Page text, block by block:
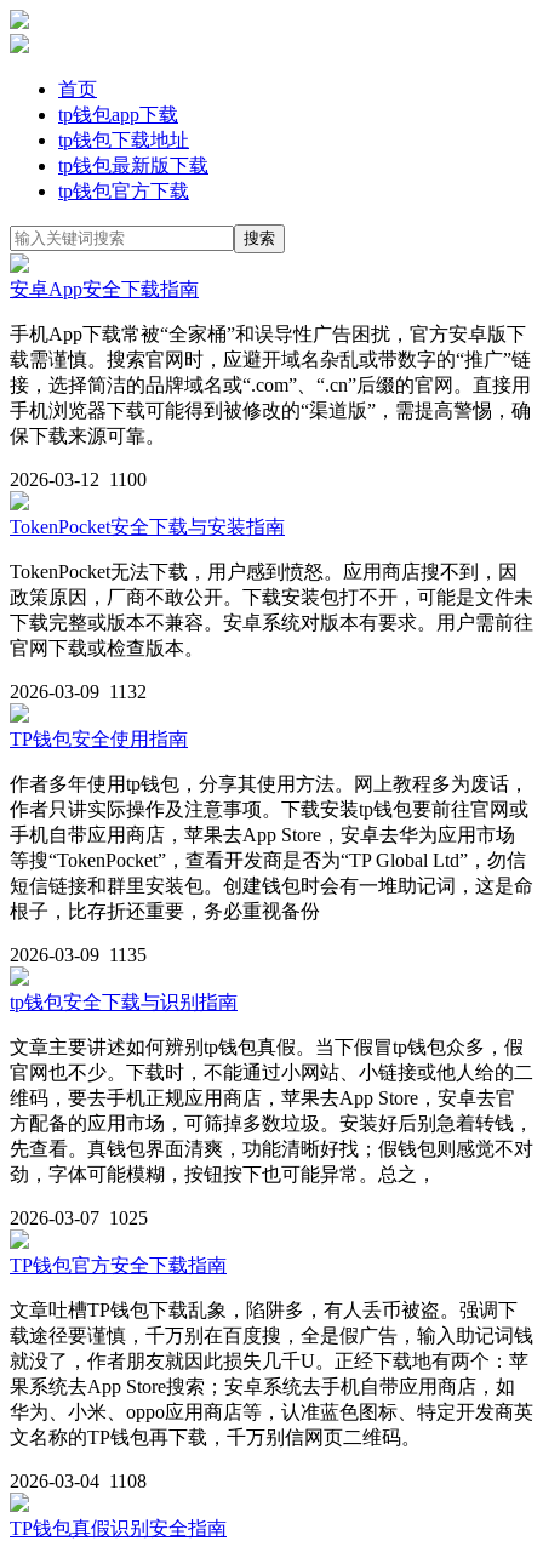
首页
tp钱包app下载
tp钱包下载地址
tp钱包最新版下载
tp钱包官方下载
安卓App安全下载指南
手机App下载常被“全家桶”和误导性广告困扰，官方安卓版下
载需谨慎。搜索官网时，应避开域名杂乱或带数字的“推广”链
接，选择简洁的品牌域名或“.com”、“.cn”后缀的官网。直接用
手机浏览器下载可能得到被修改的“渠道版”，需提高警惕，确
保下载来源可靠。
2026-03-12 1100
TokenPocket安全下载与安装指南
TokenPocket无法下载，用户感到愤怒。应用商店搜不到，因
政策原因，厂商不敢公开。下载安装包打不开，可能是文件未
下载完整或版本不兼容。安卓系统对版本有要求。用户需前往
官网下载或检查版本。
2026-03-09 1132
TP钱包安全使用指南
作者多年使用tp钱包，分享其使用方法。网上教程多为废话，
作者只讲实际操作及注意事项。下载安装tp钱包要前往官网或
手机自带应用商店，苹果去App Store，安卓去华为应用市场
等搜“TokenPocket”，查看开发商是否为“TP Global Ltd”，勿信
短信链接和群里安装包。创建钱包时会有一堆助记词，这是命
根子，比存折还重要，务必重视备份
2026-03-09 1135
tp钱包安全下载与识别指南
文章主要讲述如何辨别tp钱包真假。当下假冒tp钱包众多，假
官网也不少。下载时，不能通过小网站、小链接或他人给的二
维码，要去手机正规应用商店，苹果去App Store，安卓去官
方配备的应用市场，可筛掉多数垃圾。安装好后别急着转钱，
先查看。真钱包界面清爽，功能清晰好找；假钱包则感觉不对
劲，字体可能模糊，按钮按下也可能异常。总之，
2026-03-07 1025
TP钱包官方安全下载指南
文章吐槽TP钱包下载乱象，陷阱多，有人丢币被盗。强调下
载途径要谨慎，千万别在百度搜，全是假广告，输入助记词钱
就没了，作者朋友就因此损失几千U。正经下载地有两个：苹
果系统去App Store搜索；安卓系统去手机自带应用商店，如
华为、小米、oppo应用商店等，认准蓝色图标、特定开发商英
文名称的TP钱包再下载，千万别信网页二维码。
2026-03-04 1108
TP钱包真假识别安全指南